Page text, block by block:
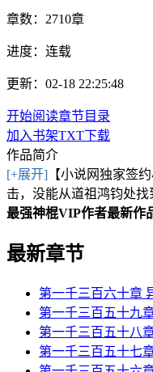
章数： 2710章
进度： 连载
更新：02-18 22:25:48
开始阅读章节目录
加入书架TXT下载
作品简介
[+展开] 【小说网独家签
击，没能从道祖鸿钧处
最强神棍VIP作者最新作
最新章节
第一千三百六十章
第一千三百五十九
第一千三百五十八
第一千三百五十七